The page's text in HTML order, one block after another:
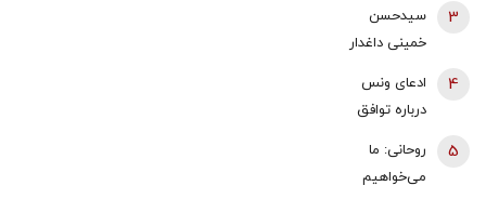
سیدحسن
خمینی داغدار
3
ادعای ونس
درباره توافق
آمریکا به توافق
تنگه هرمز
4
روحانی: ما
می‌خواهیم
5